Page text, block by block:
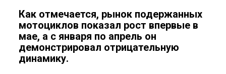
Как отмечается, рынок подержанных
мотоциклов показал рост впервые в
мае, а с января по апрель он
демонстрировал отрицательную
динамику.